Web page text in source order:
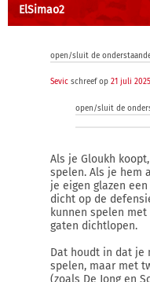
ElSimao2
open/sluit de
Sevic schreef op 21 juli
open/sluit de
Als je Gloukh
spelen. Als je hem
je eigen glazen
dicht op de
kunnen spelen
gaten dichtlopen.
Dat houdt in dat je
spelen, maar met
(zoals De Jong en